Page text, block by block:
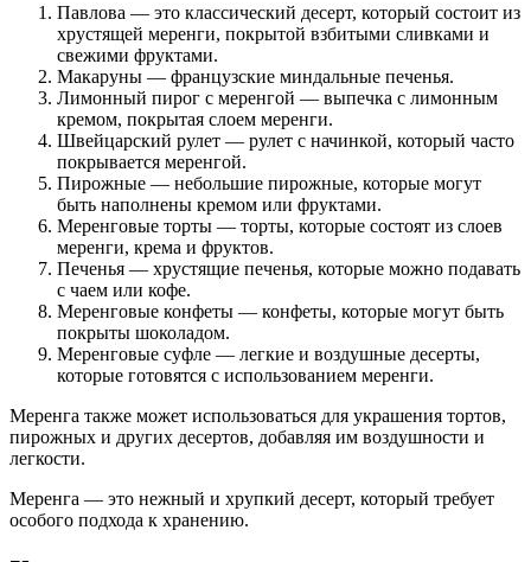
Павлова — это классический десерт, который состоит из
хрустящей меренги, покрытой взбитыми сливками и
свежими фруктами.
Макаруны — французские миндальные печенья.
Лимонный пирог с меренгой — выпечка с лимонным
кремом, покрытая слоем меренги.
Швейцарский рулет — рулет с начинкой, который часто
покрывается меренгой.
Пирожные — небольшие пирожные, которые могут
быть наполнены кремом или фруктами.
Меренговые торты — торты, которые состоят из слоев
меренги, крема и фруктов.
Печенья — хрустящие печенья, которые можно подавать
с чаем или кофе.
Меренговые конфеты — конфеты, которые могут быть
покрыты шоколадом.
Меренговые суфле — легкие и воздушные десерты,
которые готовятся с использованием меренги.
Меренга также может использоваться для украшения тортов,
пирожных и других десертов, добавляя им воздушности и
легкости.
Меренга — это нежный и хрупкий десерт, который требует
особого подхода к хранению.